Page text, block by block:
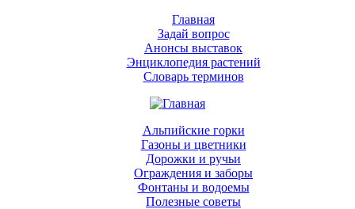
Главная
Задай вопрос
Анонсы выставок
Энциклопедия растений
Словарь терминов
Альпийские горки
Газоны и цветники
Дорожки и ручьи
Ограждения и заборы
Фонтаны и водоемы
Полезные советы